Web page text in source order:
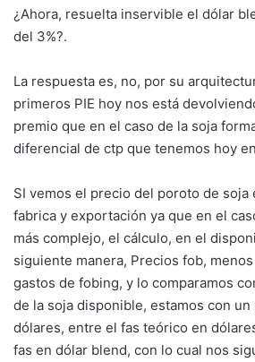
¿Ahora, resuelta inservible el dólar
del 3%?.
La respuesta es, no, por su
primeros PIE hoy nos está
premio que en el caso de la soja
diferencial de ctp que tenemos hoy
SI vemos el precio del poroto de
fabrica y exportación ya que en el
más complejo, el cálculo, en el
siguiente manera, Precios fob,
gastos de fobing, y lo comparamos
de la soja disponible, estamos con
dólares, entre el fas teórico en
fas en dólar blend, con lo cual nos